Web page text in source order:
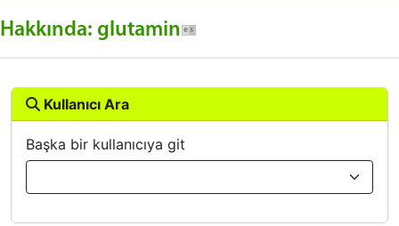
Hakkında: glutamin
Kullanıcı Ara
Başka bir kullanıcıya git